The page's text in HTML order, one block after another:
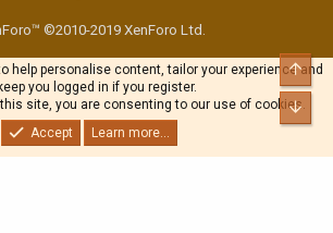
©2010-2019 XenForo Ltd.
help personalise content, tailor your experience and
you logged in if you register.
site, you are consenting to our use of cookies.
Accept
Learn more...
Top